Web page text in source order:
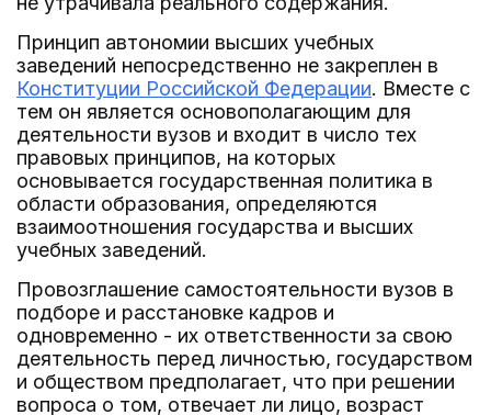
Принцип автономии высших учебных
заведений непосредственно не закреплен в
Конституции Российской Федерации. Вместе с
тем он является основополагающим для
деятельности вузов и входит в число тех
правовых принципов, на которых
основывается государственная политика в
области образования, определяются
взаимоотношения государства и высших
учебных заведений.
Провозглашение самостоятельности вузов в
подборе и расстановке кадров и
одновременно - их ответственности за свою
деятельность перед личностью, государством
и обществом предполагает, что при решении
вопроса о том, отвечает ли лицо, возраст